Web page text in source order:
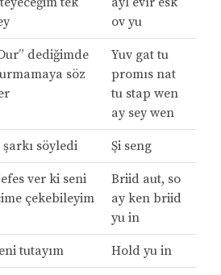
ov yu
dediğimde
söz
Yuv gat tu
promıs nat
tu stap wen
ay sey wen
şarkı söyledi Şi seng
ver ki seni
çekebileyim
Briid aut, so
ay ken briid
yu in
tutayım Hold yu in